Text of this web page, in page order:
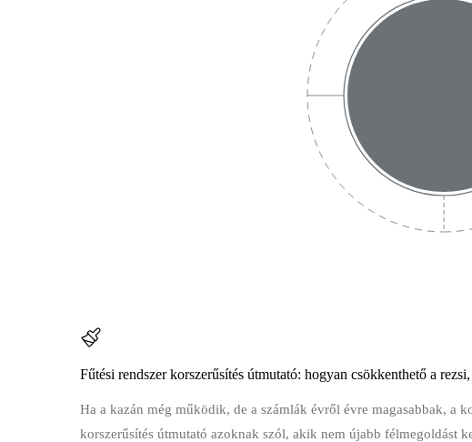
Fűtési rendszer korszerűsítés útmutató: hogyan csökkenthető a
Ha a kazán még működik, de a számlák évről évre magasabbak, a
korszerűsítés útmutató azoknak szól, akik nem újabb félmegoldást